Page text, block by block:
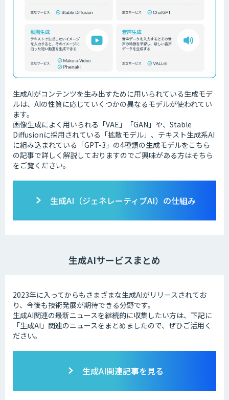
生成AIがコンテンツを生み出すために用いられている生成モデ
ルは、AIの性質に応じていくつかの異なるモデルが使われてい
ます。
画像生成によく用いられる「VAE」「GAN」や、Stable
Diffusionに採用されている「拡散モデル」、テキスト生成系AI
に組み込まれている「GPT-3」の4種類の生成モデルをこちら
の記事で詳しく解説しておりますのでご興味がある方はそちら
をご覧ください。
生成AI（ジェネレーティブAI）の仕組み
生成AIサービスまとめ
2023年に入ってからもさまざまな生成AIがリリースされてお
り、今後も技術発展が期待できる分野です。
生成AI関連の最新ニュースを継続的に収集したい方は、下記に
「生成AI」関連のニュースをまとめましたので、ぜひご活用く
ださい。
生成AI関連記事を見る